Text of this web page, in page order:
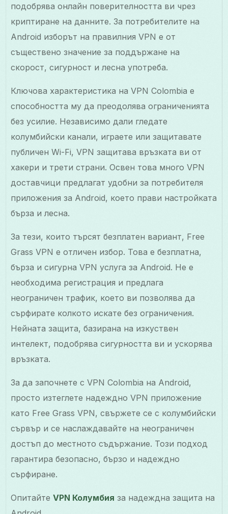
подобрява онлайн поверителността ви чрез
криптиране на данните. За потребителите на
Android изборът на правилния VPN е от
съществено значение за поддържане на
скорост, сигурност и лесна употреба.
Ключова характеристика на VPN Colombia е
способността му да преодолява ограниченията
без усилие. Независимо дали гледате
колумбийски канали, играете или защитавате
публичен Wi-Fi, VPN защитава връзката ви от
хакери и трети страни. Освен това много VPN
доставчици предлагат удобни за потребителя
приложения за Android, което прави настройката
бърза и лесна.
За тези, които търсят безплатен вариант, Free
Grass VPN е отличен избор. Това е безплатна,
бърза и сигурна VPN услуга за Android. Не е
необходима регистрация и предлага
неограничен трафик, което ви позволява да
сърфирате колкото искате без ограничения.
Нейната защита, базирана на изкуствен
интелект, подобрява сигурността ви и ускорява
връзката.
За да започнете с VPN Colombia на Android,
просто изтеглете надеждно VPN приложение
като Free Grass VPN, свържете се с колумбийски
сървър и се наслаждавайте на неограничен
достъп до местното съдържание. Този подход
гарантира безопасно, бързо и надеждно
сърфиране.
ОпитайтеVPN Колумбия за надеждна защита на